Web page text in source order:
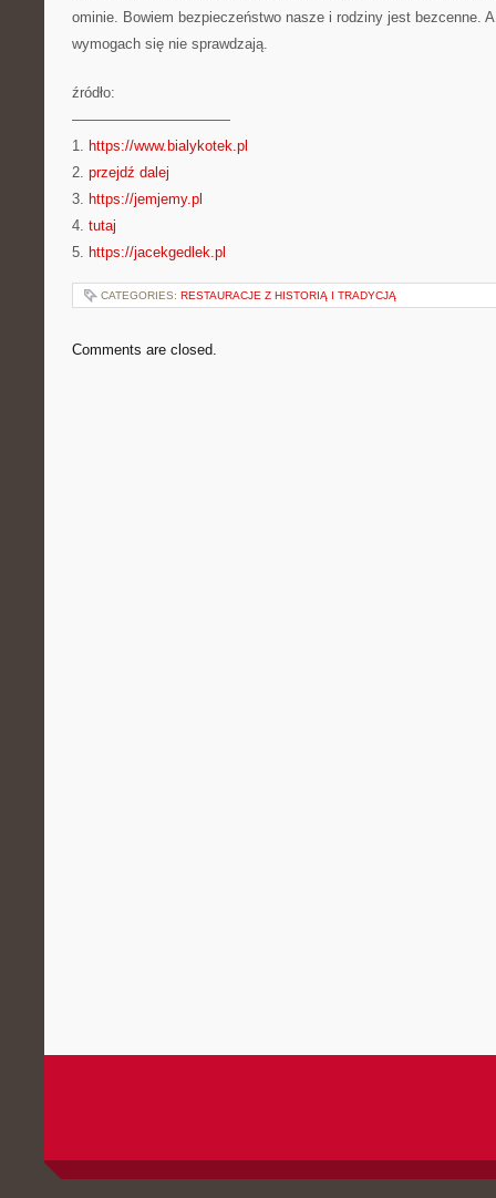
ominie. Bowiem bezpieczeństwo nasze i rodziny jest bezcenne.
wymogach się nie sprawdzają.
źródło:
———————————
1. https://www.bialykotek.pl
2. przejdź dalej
3. https://jemjemy.pl
4. tutaj
5. https://jacekgedlek.pl
CATEGORIES: RESTAURACJE Z HISTORIĄ I TRADYCJĄ
Comments are closed.